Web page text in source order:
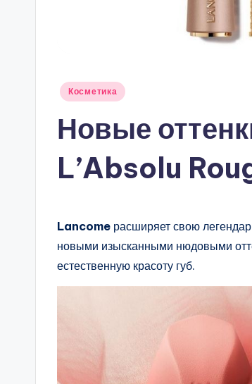
Опубликовано
Косметика
Новые
L’Absolu
Lancome расширяет свою
новыми изысканными нюдовыми
естественную красоту губ.